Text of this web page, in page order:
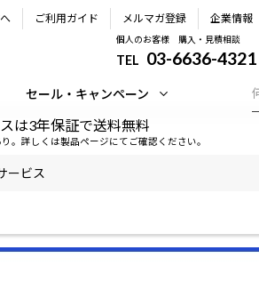
ご利用ガイド メルマガ登録 企業情報
個人のお客様 購入・見積相談
TEL 03-6636-4321
セール・キャンペーン
は3年保証で送料無料
。詳しくは製品ページにてご確認ください。
ービス